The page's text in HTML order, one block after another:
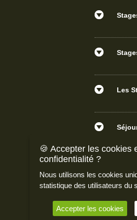
Les
🍪 Accepter les cookies
confidentialité ?
Nous utilisons les cookies
statistique des utilisateurs du
Accepter les cookies